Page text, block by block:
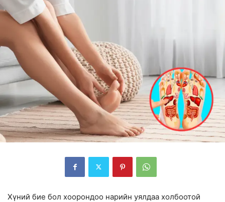
Хүний бие бол хоорондоо нарийн уялдаа холбоотой